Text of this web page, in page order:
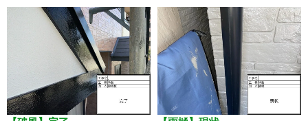
【破風】中塗り 【破風】上塗り